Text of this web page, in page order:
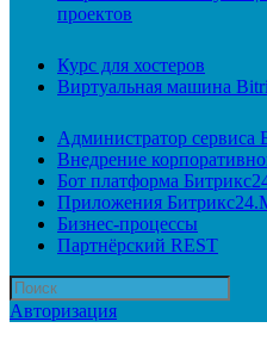
проектов
Курс для хостеров
Виртуальная машина
Администратор сервиса
Внедрение
Бот платформа
Приложения
Бизнес-процессы
Партнёрский REST
Авторизация